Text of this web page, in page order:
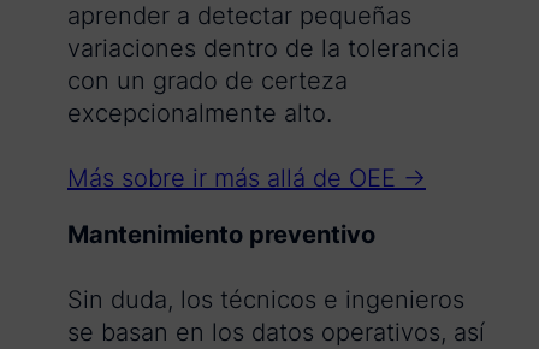
aprender a detectar pequeñas
variaciones dentro de la tolerancia
con un grado de certeza
excepcionalmente alto.
Más sobre ir más allá de OEE →
Mantenimiento preventivo
Sin duda, los técnicos e ingenieros
se basan en los datos operativos, así